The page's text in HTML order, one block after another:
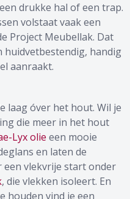
drukke hal of een trap.
volstaat vaak een
Project Meubellak. Dat
huidvetbestendig, handig
aanraakt.
laag óver het hout. Wil je
die meer in het hout
Lyx olie een mooie
en laten de
vlekvrije start onder
, die vlekken isoleert. En
houden vind je een